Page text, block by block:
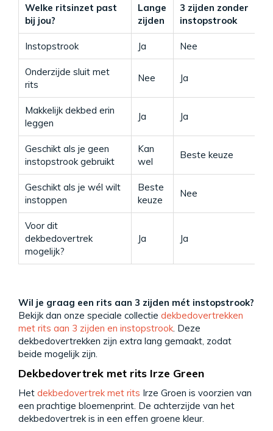
Welke ritsinzet past
bij jou?
Lange
zijden
3 zijden zonder
instopstrook
Instopstrook Ja Nee
Onderzijde sluit met
rits
Nee Ja
Makkelijk dekbed erin
leggen
Ja Ja
Geschikt als je geen
instopstrook gebruikt
Kan
wel
Beste keuze
Geschikt als je wél wilt
instoppen
Beste
keuze
Nee
Voor dit
dekbedovertrek
mogelijk?
Ja Ja
Wil je graag een rits aan 3 zijden mét instopstrook?
Bekijk dan onze speciale collectie dekbedovertrekken
met rits aan 3 zijden en instopstrook . Deze
dekbedovertrekken zijn extra lang gemaakt, zodat
beide mogelijk zijn.
Dekbedovertrek met rits Irze Green
Het dekbedovertrek met rits Irze Groen is voorzien van
een prachtige bloemenprint. De achterzijde van het
dekbedovertrek is in een effen groene kleur.